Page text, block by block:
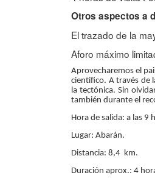
Otros aspectos a
El trazado de la
Aforo máximo
Aprovecharemos el
científico. A través de
la tectónica. Sin
también durante el
Hora de salida: a las 9
Lugar: Abarán.
Distancia: 8,4 km.
Duración aprox.: 4